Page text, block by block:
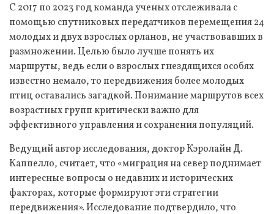
С 2017 по 2023 год команда ученых отслеживала с
помощью спутниковых передатчиков перемещения 24
молодых и двух взрослых орланов, не участвовавших в
размножении. Целью было лучше понять их
маршруты, ведь если о взрослых гнездящихся особях
известно немало, то передвижения более молодых
птиц оставались загадкой. Понимание маршрутов всех
возрастных групп критически важно для
эффективного управления и сохранения популяций.
Ведущий автор исследования, доктор Кэролайн Д.
Каппелло, считает, что «миграция на север поднимает
интересные вопросы о недавних и исторических
факторах, которые формируют эти стратегии
передвижения». Исследование подтвердило, что